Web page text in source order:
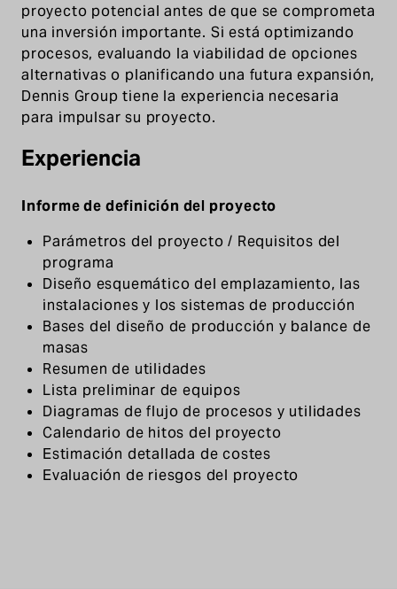
proyecto potencial antes de que se comprometa
una inversión importante. Si está optimizando
procesos, evaluando la viabilidad de opciones
alternativas o planificando una futura expansión,
Dennis Group tiene la experiencia necesaria
para impulsar su proyecto.
Experiencia
Informe de definición del proyecto
Parámetros del proyecto / Requisitos del
programa
Diseño esquemático del emplazamiento, las
instalaciones y los sistemas de producción
Bases del diseño de producción y balance de
masas
Resumen de utilidades
Lista preliminar de equipos
Diagramas de flujo de procesos y utilidades
Calendario de hitos del proyecto
Estimación detallada de costes
Evaluación de riesgos del proyecto